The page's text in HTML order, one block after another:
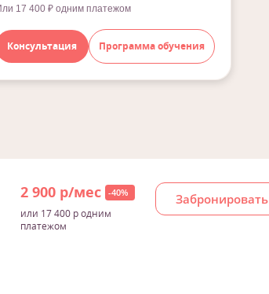
17 400 ₽ одним платежом
Консультация Программа обучения
2 900 р/мес -40%
или 17 400 р одним
платежом
Забронировать